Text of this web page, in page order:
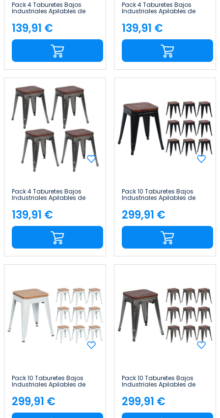
Pack 4 Taburetes Bajos
Industriales Apilables de
Acero y Madera
38x38x46cm Thinia Home
Precio
139,91 €
Pack 4 Taburetes Bajos
Industriales Apilables de
Acero y Madera
38x38x46cm Thinia Home
Precio
139,91 €
Pack 4 Taburetes Bajos
Industriales Apilables de
Acero y Madera
38x38x46cm Thinia Home
Precio
139,91 €
Pack 10 Taburetes Bajos
Industriales Apilables de
Acero y Madera
38x38x46cm Thinia Home
Precio
299,91 €
Pack 10 Taburetes Bajos
Industriales Apilables de
Acero y Madera
38x38x46cm Thinia Home
Precio
299,91 €
Pack 10 Taburetes Bajos
Industriales Apilables de
Acero y Madera
38x38x46cm Thinia Home
Precio
299,91 €